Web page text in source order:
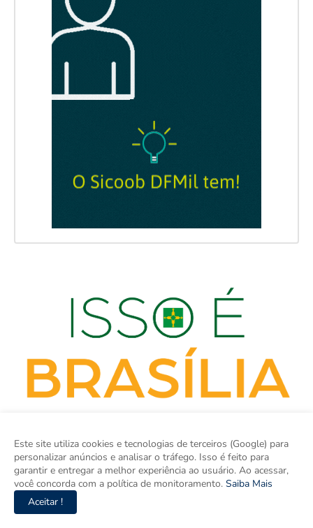
isso é BRASÍLIA é o site de notícias do Distrito Federal e Entorno
e um espaço para discutir a Região e o Brasil. Aqui tem
Este site utiliza cookies e tecnologias de terceiros (Google) para
personalizar anúncios e analisar o tráfego. Isso é feito para
garantir e entregar a melhor experiência ao usuário. Ao acessar,
você concorda com a política de monitoramento. Saiba Mais
Aceitar !